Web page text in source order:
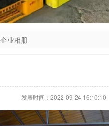
企业相册
发表时间：2022-09-24 16:10:10